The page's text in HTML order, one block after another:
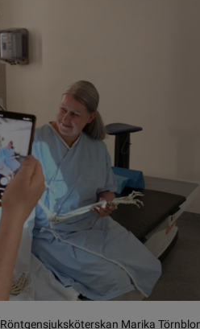
Röntgensjuksköterskan Marika